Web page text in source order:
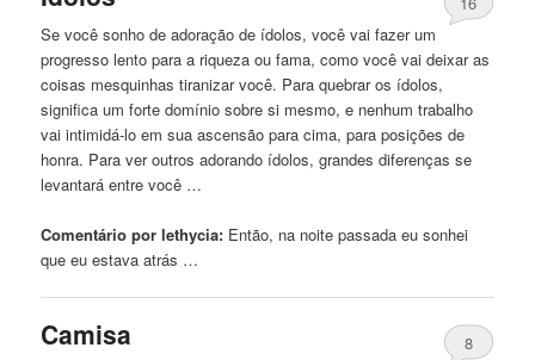
Se você sonho de adoração de ídolos, você vai fazer um
progresso lento para a riqueza ou fama, como você vai deixar as
coisas mesquinhas tiranizar você. Para quebrar os ídolos,
significa um forte domínio sobre si mesmo, e nenhum trabalho
vai intimidá-lo em sua ascensão para cima, para posições de
honra. Para ver outros adorando ídolos, grandes diferenças se
levantará entre você …
Comentário por lethycia: Então, na noitepassada eu sonhei
que eu estava atrás …
Camisa
8